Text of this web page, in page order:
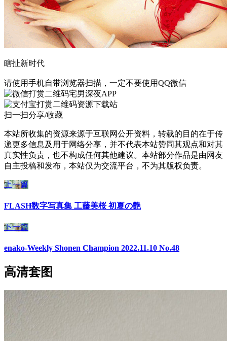
瞎扯新时代
请使用手机自带浏览器扫描，一定不要使用QQ微信
宅男深夜APP
资源下载站
扫一扫分享/收藏
本站所收集的资源来源于互联网公开资料，转载的目的在于传
递更多信息及用于网络分享，并不代表本站赞同其观点和对其
真实性负责，也不构成任何其他建议。本站部分作品是由网友
自主投稿和发布，本站仅为交流平台，不为其版权负责。
上一篇
FLASH数字写真集 工藤美桜 初夏の艶
下一篇
enako-Weekly Shonen Champion 2022.11.10 No.48
高清套图